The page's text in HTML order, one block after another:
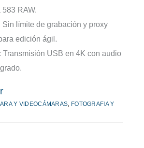
583 RAW.
Sin límite de grabación y proxy
edición ágil.
Transmisión USB en 4K con audio
Y VIDEOCÁMARAS FOTOGRAFIA Y